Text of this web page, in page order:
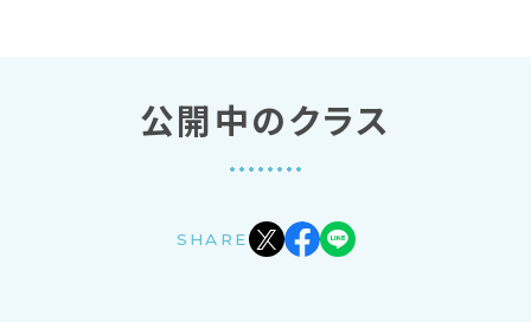
公開中のクラス
SHARE